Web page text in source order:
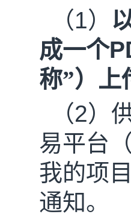
（1）
成一个
称”）上
（2）
易平台（
我的项
通知。